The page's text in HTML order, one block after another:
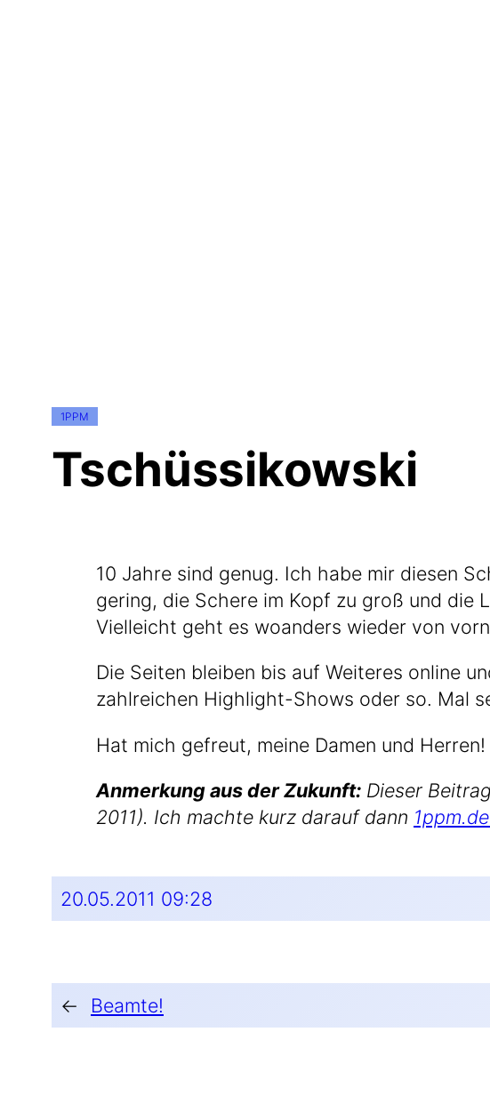
1PPM
Tschüssikowski
10 Jah­re sind genug. Ich habe mir die­sen
gering, die Sche­re im Kopf zu groß und die
Viel­leicht geht es woan­ders wie­der von
Die Sei­ten blei­ben bis auf Wei­te­res online
zahl­rei­chen Highlight-Shows oder so. Mal
Hat mich gefreut, mei­ne Damen und
Anmer­kung aus der Zukunft: Die­ser
2011). Ich mach­te kurz dar­auf dann
20.05.2011 09:28
← Beamte!